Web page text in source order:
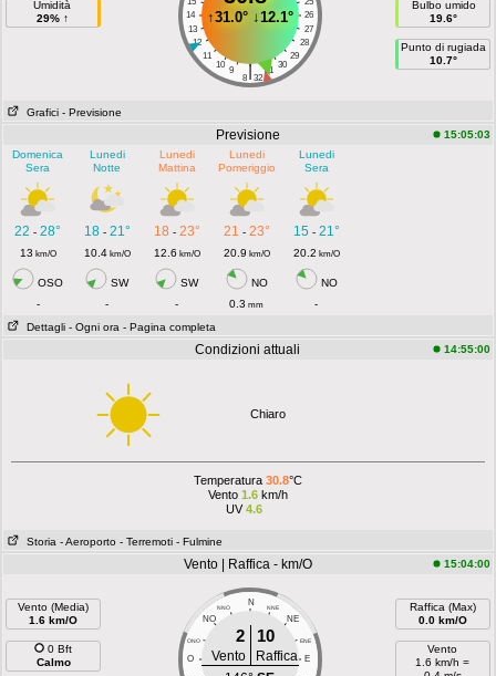
Umidità
29% ↑
14
26
13
27
12
28
11
29
10
30
9 31
|
8 32
↑31.0°↓12.1°
Bulbo umido
19.6°
Punto di rugiada
10.7°
Grafici - Previsione
Previsione
15:05:03
Domenica
Sera
Lunedi
Notte
Lunedi
Mattina
Lunedi
Pomeriggio
Lunedi
Sera
22 -28° 18- 21° 18 - 23° 21 - 23° 15- 21°
13 km/O 10.4km/O 12.6 km/O 20.9 km/O 20.2 km/O
OSO SW SW NO
NO
-
- - 0.3 mm
-
Dettagli - Ogni ora - Pagina completa
Condizioni attuali 14:55:00
Chiaro
Temperatura 30.8°C
Vento 1.6km/h
UV4.6
Storia - Aeroporto - Terremoti - Fulmine
Vento | Raffica - km/O 15:04:00
Vento (Media)
1.6 km/O
0 Bft
Calmo
N
NNO NNE
NO NE
ONO ENE
O E
2 10
Vento
Raffica
Raffica (Max)
0.0 km/O
Vento
1.6 km/h =